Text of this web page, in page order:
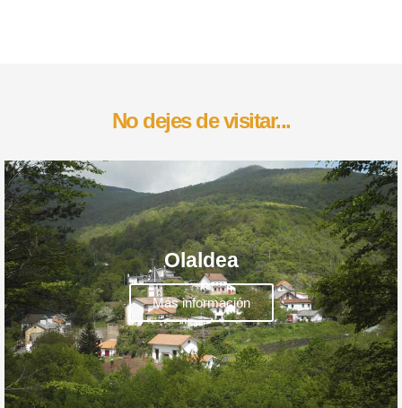
No dejes de visitar...
Olaldea
Más información